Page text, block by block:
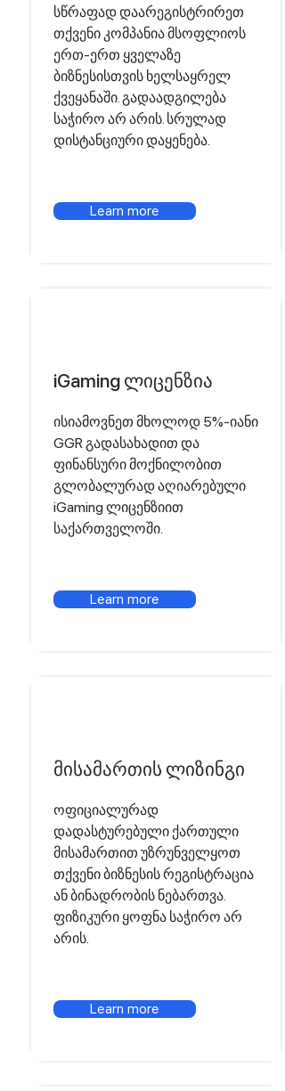
სწრაფად დაარეგისტრირეთ
თქვენი კომპანია მსოფლიოს
ერთ-ერთ ყველაზე
ბიზნესისთვის ხელსაყრელ
ქვეყანაში. გადაადგილება
საჭირო არ არის. სრულად
დისტანციური დაყენება.
Learn more
iGaming ლიცენზია
ისიამოვნეთ მხოლოდ 5%-იანი
GGR გადასახადით და
ფინანსური მოქნილობით
გლობალურად აღიარებული
iGaming ლიცენზიით
საქართველოში.
Learn more
მისამართის ლიზინგი
ოფიციალურად
დადასტურებული ქართული
მისამართით უზრუნველყოთ
თქვენი ბიზნესის რეგისტრაცია
ან ბინადრობის ნებართვა.
ფიზიკური ყოფნა საჭირო არ
არის.
Learn more